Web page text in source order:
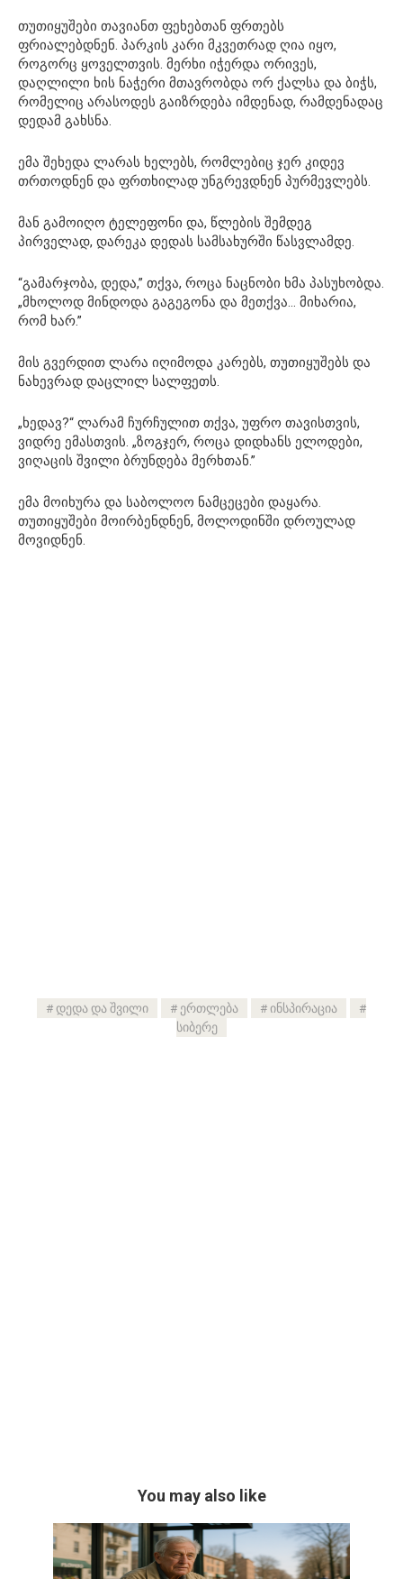
თუთიყუშები თავიანთ ფეხებთან ფრთებს
ფრიალებდნენ. პარკის კარი მკვეთრად ღია იყო,
როგორც ყოველთვის. მერხი იჭერდა ორივეს,
დაღლილი ხის ნაჭერი მთავრობდა ორ ქალსა და ბიჭს,
რომელიც არასოდეს გაიზრდება იმდენად, რამდენადაც
დედამ გახსნა.
ემა შეხედა ლარას ხელებს, რომლებიც ჯერ კიდევ
თრთოდნენ და ფრთხილად უნგრევდნენ პურმევლებს.
მან გამოიღო ტელეფონი და, წლების შემდეგ
პირველად, დარეკა დედას სამსახურში წასვლამდე.
“გამარჯობა, დედა,” თქვა, როცა ნაცნობი ხმა პასუხობდა.
„მხოლოდ მინდოდა გაგეგონა და მეთქვა… მიხარია,
რომ ხარ.”
მის გვერდით ლარა იღიმოდა კარებს, თუთიყუშებს და
ნახევრად დაცლილ სალფეთს.
„ხედავ?“ ლარამ ჩურჩულით თქვა, უფრო თავისთვის,
ვიდრე ემასთვის. „ზოგჯერ, როცა დიდხანს ელოდები,
ვიღაცის შვილი ბრუნდება მერხთან.”
ემა მოიხურა და საბოლოო ნამცეცები დაყარა.
თუთიყუშები მოირბენდნენ, მოლოდინში დროულად
მოვიდნენ.
დედა და შვილი ერთლება
ინსპირაცია
სიბერე
You may also like